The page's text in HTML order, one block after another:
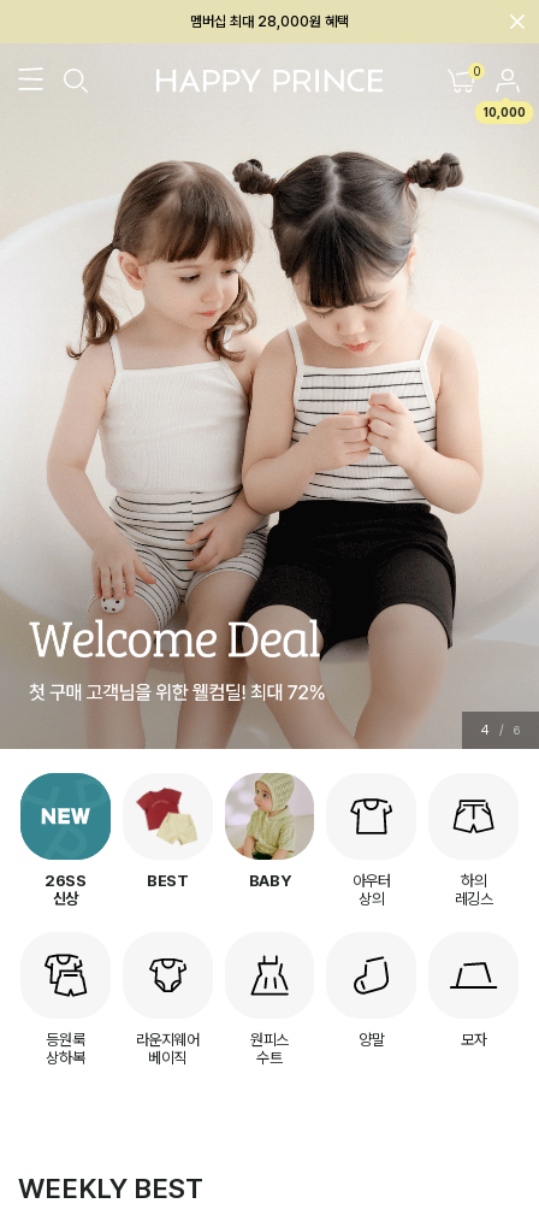
회원전용 아울렛, 가입하면 ~60% 할인!
0
10,000
5 / 6
26SS
신상
BEST BABY
아우터
상의
하의
레깅스
등원룩
상하복
라운지웨어
베이직
원피스
수트
양말 모자
WEEKLY BEST